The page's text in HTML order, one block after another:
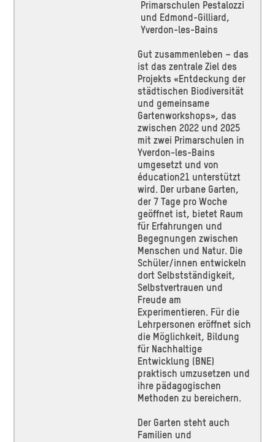
Primarschulen Pestalozzi
und Edmond-Gilliard,
Yverdon-les-Bains
Gut zusammenleben – das
ist das zentrale Ziel des
Projekts «Entdeckung der
städtischen Biodiversität
und gemeinsame
Gartenworkshops», das
zwischen 2022 und 2025
mit zwei Primarschulen in
Yverdon-les-Bains
umgesetzt und von
éducation21 unterstützt
wird. Der urbane Garten,
der 7 Tage pro Woche
geöffnet ist, bietet Raum
für Erfahrungen und
Begegnungen zwischen
Menschen und Natur. Die
Schüler/innen entwickeln
dort Selbstständigkeit,
Selbstvertrauen und
Freude am
Experimentieren. Für die
Lehrpersonen eröffnet sich
die Möglichkeit, Bildung
für Nachhaltige
Entwicklung (BNE)
praktisch umzusetzen und
ihre pädagogischen
Methoden zu bereichern.
Der Garten steht auch
Familien und